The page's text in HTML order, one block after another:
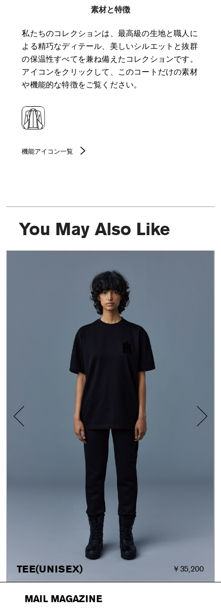
素材と特徴
私たちのコレクションは、最高級の生地と職人に
よる精巧なディテール、美しいシルエットと抜群
の保温性すべてを兼ね備えたコレクションです。
アイコンをクリックして、このコートだけの素材
や機能的な特徴をご覧ください。
機能アイコン一覧
You May Also Like
TEE(UNISEX) ￥35,200
MAIL MAGAZINE